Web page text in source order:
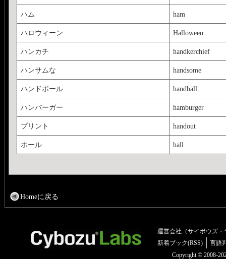
ハム ham
ハロウィーン Halloween
ハンカチ handkerchief
ハンサムな handsome
ハンドボール handball
ハンバーガー hamburger
プリント handout
ホール hall
Homeに戻る
運営会社（サイボウズ・
新着ブック(RSS)
言語
Copyright © 2008-